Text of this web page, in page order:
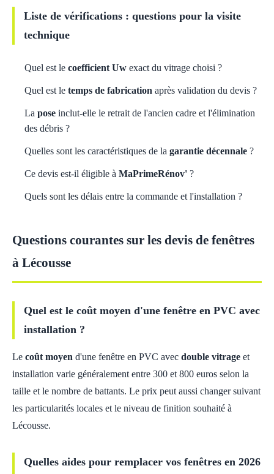
Liste de vérifications : questions pour la visite
technique
Quel est le coefficient Uw exact du vitrage choisi ?
Quel est le temps de fabrication après validation du devis ?
La pose inclut-elle le retrait de l'ancien cadre et l'élimination
des débris ?
Quelles sont les caractéristiques de la garantie décennale ?
Ce devis est-il éligible à MaPrimeRénov' ?
Quels sont les délais entre la commande et l'installation ?
Questions courantes sur les devis de fenêtres
à Lécousse
Quel est le coût moyen d'une fenêtre en PVC avec
installation ?
Le coût moyen d'une fenêtre en PVC avec double vitrage et
installation varie généralement entre 300 et 800 euros selon la
taille et le nombre de battants. Le prix peut aussi changer suivant
les particularités locales et le niveau de finition souhaité à
Lécousse.
Quelles aides pour remplacer vos fenêtres en 2026